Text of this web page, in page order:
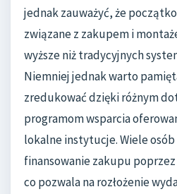
jednak zauważyć, że
związane z zakupem i
wyższe niż tradycyjnych
Niemniej jednak warto
zredukować dzięki różnym
programom wsparcia
lokalne instytucje. Wiele
finansowanie zakupu
co pozwala na rozłożenie